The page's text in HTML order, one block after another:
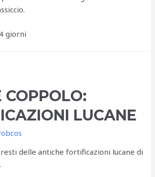
giorni
COPPOLO:
LUCANE
delle antiche fortificazioni lucane di